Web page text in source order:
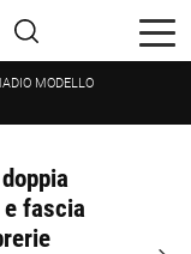
MODELLO
fascia